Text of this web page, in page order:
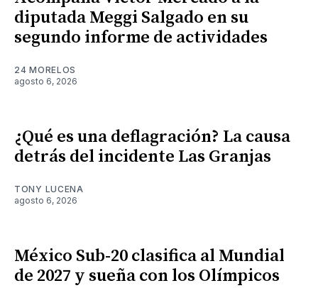
diputada Meggi Salgado en su
segundo informe de actividades
24 MORELOS
agosto 6, 2026
¿Qué es una deflagración? La causa
detrás del incidente Las Granjas
TONY LUCENA
agosto 6, 2026
México Sub-20 clasifica al Mundial
de 2027 y sueña con los Olímpicos